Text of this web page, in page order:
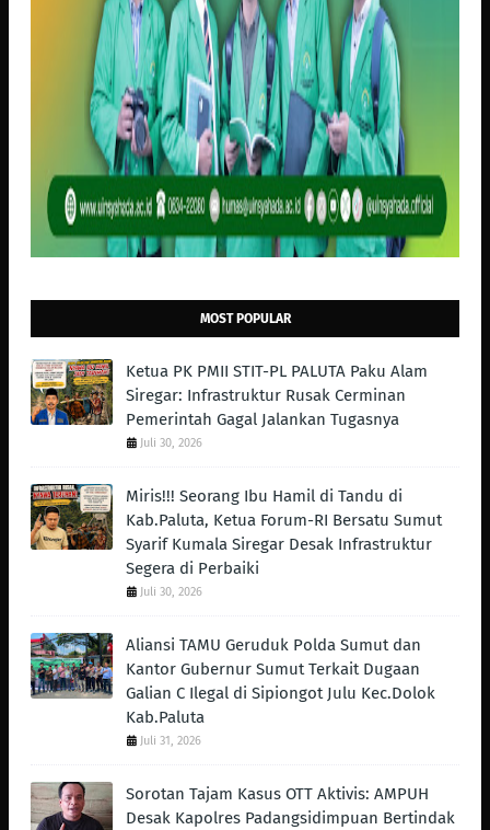
MOST POPULAR
Ketua PK PMII STIT-PL PALUTA Paku Alam
Siregar: Infrastruktur Rusak Cerminan
Pemerintah Gagal Jalankan Tugasnya
Juli 30, 2026
Miris!!! Seorang Ibu Hamil di Tandu di
Kab.Paluta, Ketua Forum-RI Bersatu Sumut
Syarif Kumala Siregar Desak Infrastruktur
Segera di Perbaiki
Juli 30, 2026
Aliansi TAMU Geruduk Polda Sumut dan
Kantor Gubernur Sumut Terkait Dugaan
Galian C Ilegal di Sipiongot Julu Kec.Dolok
Kab.Paluta
Juli 31, 2026
Sorotan Tajam Kasus OTT Aktivis: AMPUH
Desak Kapolres Padangsidimpuan Bertindak